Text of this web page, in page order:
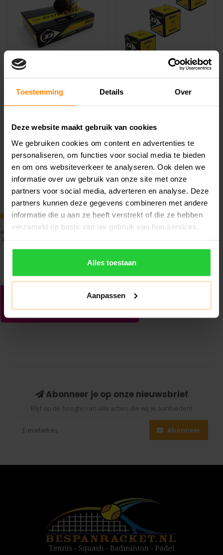
Toestemming Details Over
Deze website maakt gebruik van cookies
We gebruiken cookies om content en advertenties te
personaliseren, om functies voor social media te bieden
en om ons websiteverkeer te analyseren. Ook delen we
informatie over uw gebruik van onze site met onze
partners voor social media, adverteren en analyse. Deze
partners kunnen deze gegevens combineren met andere
informatie die u aan ze heeft verstrekt of die ze hebben
verzameld op basis van uw gebruik van hun services.
Alles toestaan
Aanpassen
2 Gele Stippen x12
€49,99
Gele Stippen De Dunlop
Pro Squashbal..
2 Gele Stippen x3
Gele Stippen De Dunlop
Pro Squashbal..
Abonneer je op onze nieuwsbrief
Blijf op de hoogte van alle acties die wij je aanbieden!
Abonneer